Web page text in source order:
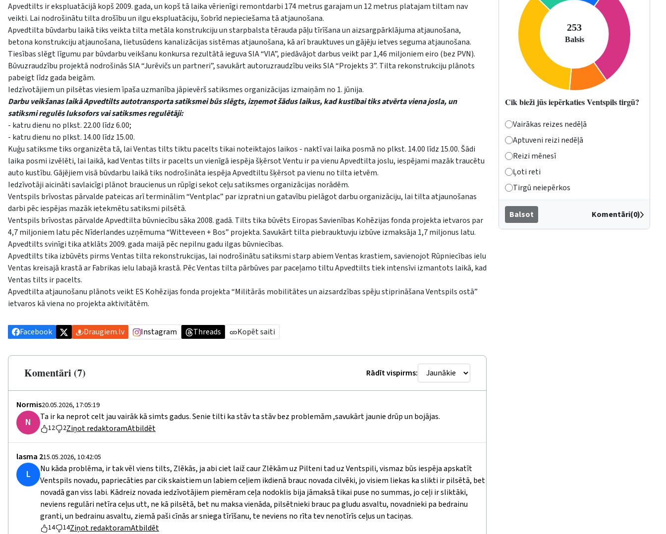
Apvedtilts ir ekspluatācijā kopš 2009. gada, un kopš tā laika vērienīgi remontdarbi 174 metrus garajam un 12 metrus platajam tiltam nav
veikti. Lai nodrošinātu tilta drošību un ilgu ekspluatāciju, šobrīd nepieciešama tā atjaunošana.
Apvedtilta būvdarbu laikā tiks veikta tilta metāla konstrukciju un starpbalsta tērauda pāļu tīrīšana un aizsargpārklājuma atjaunošana,
betona konstrukciju atjaunošana, lietusūdens kanalizācijas sistēmas atjaunošana, kā arī brauktuves un gājēju ietves seguma atjaunošana.
Tiesības slēgt līgumu par būvdarbu veikšanu konkursa rezultātā ieguva SIA “VIA”, piedāvājot darbus veikt par 1,46 miljoniem eiro (bez PVN).
Būvuzraudzību projektā nodrošinās SIA “Jurēvičs un partneri”, savukārt autoruzraudzību veiks SIA “Projekts 3”. Tilta rekonstrukciju plānots
pabeigt līdz gada beigām.
Iedzīvotājiem un pilsētas viesiem īpaša uzmanība jāpievērš satiksmes organizācijas izmaiņām no 1. jūnija.
Darbu veikšanas laikā Apvedtilts autotransporta satiksmei būs slēgts, izņemot šādus laikus, kad kustībai tiks atvērta viena josla, un
satiksmi regulēs luksofors vai satiksmes regulētāji:
- katru dienu no plkst. 22.00 līdz 6.00;
- katru dienu no plkst. 14.00 līdz 15.00.
Kuģu satiksme tiks organizēta tā, lai Ventas tilts tiktu pacelts tikai noteiktajos laikos - naktī vai laika posmā no plkst. 14.00 līdz 15.00. Šādi
laika posmi izvēlēti, lai laikā, kad Ventas tilts ir pacelts un vienīgā iespēja šķērsot Ventu ir pa vienu Apvedtilta joslu, iespējami mazāk traucētu
auto kustību. Gājējiem visā būvdarbu laikā tiks nodrošināta iespēja Apvedtiltu šķērsot pa vienu no tilta ietvēm.
Iedzīvotāji aicināti savlaicīgi plānot braucienus un rūpīgi sekot ceļu satiksmes organizācijas norādēm.
Ventspils brīvostas pārvalde pateicas arī terminālim “Ventplac” par izpratni un gatavību pielāgot darbu organizāciju, lai tilta atjaunošanas
darbi pēc iespējas mazāk ietekmētu satiksmi pilsētā.
Ventspils brīvostas pārvalde Apvedtilta būvniecību sāka 2008. gadā. Tilts tika būvēts Eiropas Savienības Kohēzijas fonda projekta ietvaros par
4,7 miljoniem latu pēc Nīderlandes uzņēmuma “Witteveen + Bos” projekta. Savukārt tilta piebrauktuvju izbūve izmaksāja 1,7 miljonus latu.
Apvedtilts svinīgi tika atklāts 2009. gada maijā pēc nepilnu gadu ilgas būvniecības.
Apvedtilts tika izbūvēts pirms Ventas tilta rekonstrukcijas, lai nodrošinātu satiksmi starp abiem Ventas krastiem, savienojot Rūpniecības ielu
Ventas kreisajā krastā ar Fabrikas ielu labajā krastā. Pēc Ventas tilta pārbūves par paceļamo tiltu Apvedtilts tiek intensīvi izmantots laikā, kad
Ventas tilts ir pacelts.
Apvedtilta atjaunošanu plānots veikt ES Kohēzijas fonda projekta “Militārās mobilitātes un aizsardzības spēju stiprināšana Ventspils ostā”
ietvaros kā viena no projekta aktivitātēm.
Facebook Draugiem.lv Instagram Threads Kopēt saiti
Komentāri (7) Rādīt vispirms:
Normis20.05.2026, 17:05:19
N Ta ir ka neprot celt jau vairāk kā simts gadus. Senie tilti ka stāv ta stāv bez problemām ,savukārt jaunie drūp un bojājas.
12 2Ziņot redaktoramAtbildēt
lasma 215.05.2026, 10:42:05
L
Nu kāda problēma, ir tak vēl viens tilts, Zlēkās, ja abi ciet laiž caur Zlēkām uz Pilteni tad uz Ventspili, vismaz būs iespēja apskatīt
Ventspils novadu, papriecāties par cik skaistiem un labiem ceļiem ikdienā brauc novada cilvēki, jo visiem liekas ka slikti ir pilsētā, bet
novadā gan viss labi. Kādreiz novada iedzīvotājiem piemēram ceļa nodoklis bija jāmaksā tikai puse no summas, jo ceļi ir sliktāki,
neviens regulāri netīra ceļus utt, ne kā pilsētā, bet nu maksa vienāda, pilsētnieki brauc pa gludu asvaltu, novadnieki pa bedrainu
granti, un bedrainu asvaltu, ziemā paši cīnās ar sniega tīrīšanu, te neviens no rīta tev nenotīrīs ceļus un taciņas.
14 14Ziņot redaktoramAtbildēt
Cik bieži jūs iepērkaties Ventspils tirgū?
Vairākas reizes nedēļā
Aptuveni reizi nedēļā
Reizi mēnesī
Ļoti reti
Tirgū neiepērkos
Balsot Komentāri(0)